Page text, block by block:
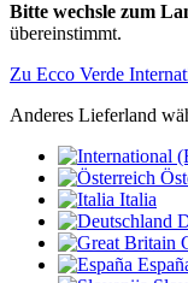
Bitte wechsle zum
übereinstimmt.
Zu Ecco Verde
Anderes Lieferland
Italia